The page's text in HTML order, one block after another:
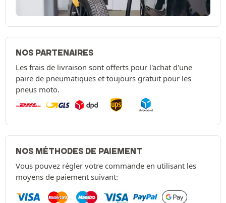
NOS PARTENAIRES
Les frais de livraison sont offerts pour l'achat d'une
paire de pneumatiques et toujours gratuit pour les
pneus moto.
NOS MÉTHODES DE PAIEMENT
Vous pouvez régler votre commande en utilisant les
moyens de paiement suivant: